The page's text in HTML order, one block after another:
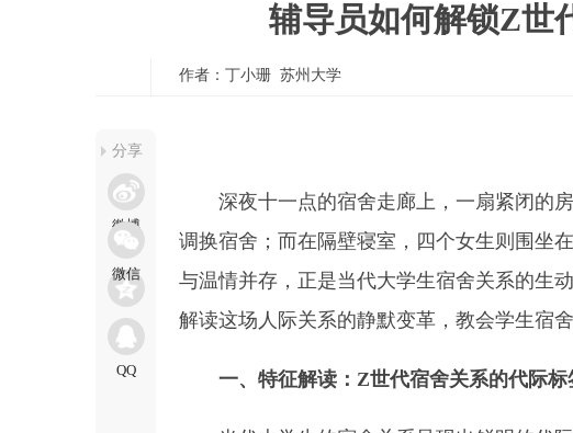
辅导员如何解锁Z世
作者：丁小珊 苏州大学
分享
深夜十一点的宿舍走廊上，一扇紧闭的
调换宿舍；而在隔壁寝室，四个女生则围坐
与温情并存，正是当代大学生宿舍关系的生
解读这场人际关系的静默变革，教会学生宿
一、特征解读：Z世代宿舍关系的代际标